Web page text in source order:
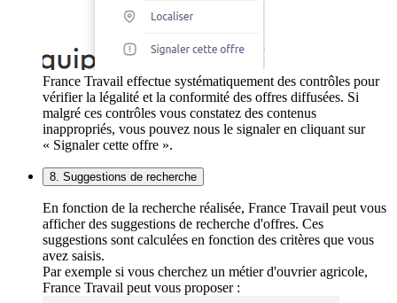
France Travail effectue systématiquement des contrôles pour
vérifier la légalité et la conformité des offres diffusées. Si
malgré ces contrôles vous constatez des contenus
inappropriés, vous pouvez nous le signaler en cliquant sur
« Signaler cette offre ».
8. Suggestions de recherche
En fonction de la recherche réalisée, France Travail peut vous
afficher des suggestions de recherche d'offres. Ces
suggestions sont calculées en fonction des critères que vous
avez saisis.
Par exemple si vous cherchez un métier d'ouvrier agricole,
France Travail peut vous proposer :